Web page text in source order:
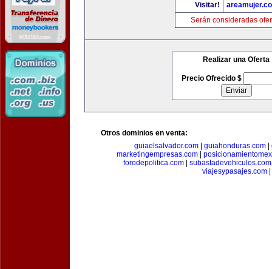
Visitar!
Serán consideradas
Realizar una Oferta
Precio Ofrecido $
Otros dominios en venta:
guiaelsalvador.com| guiahonduras.com|
marketingempresas.com
forodepolitica.com| subastadevehiculos.com
viajesypasajes.com|